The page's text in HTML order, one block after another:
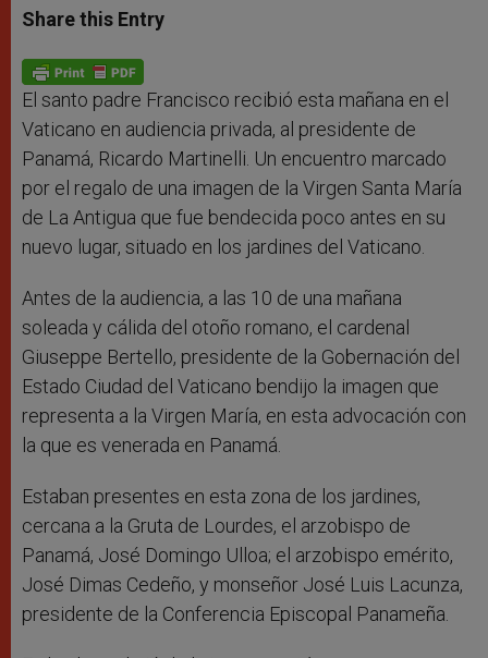
t
s
p
p
s
e
g
e
r
e
b
o
k
Share this Entry
El santo padre Francisco recibió esta mañana en el
Vaticano en audiencia privada, al presidente de
Panamá, Ricardo Martinelli. Un encuentro marcado
por el regalo de una imagen de la Virgen Santa María
de La Antigua que fue bendecida poco antes en su
nuevo lugar, situado en los jardines del Vaticano.
Antes de la audiencia, a las 10 de una mañana
soleada y cálida del otoño romano, el cardenal
Giuseppe Bertello, presidente de la Gobernación del
Estado Ciudad del Vaticano bendijo la imagen que
representa a la Virgen María, en esta advocación con
la que es venerada en Panamá.
Estaban presentes en esta zona de los jardines,
cercana a la Gruta de Lourdes, el arzobispo de
Panamá, José Domingo Ulloa; el arzobispo emérito,
José Dimas Cedeño, y monseñor José Luis Lacunza,
presidente de la Conferencia Episcopal Panameña.